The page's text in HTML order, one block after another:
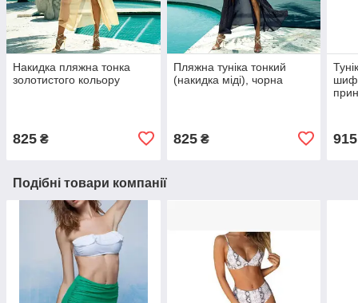
Накидка пляжна тонка
золотистого кольору
825 ₴
Пляжна туніка тонкий
(накидка міді), чорна
825₴ 915
Подібні товари компанії